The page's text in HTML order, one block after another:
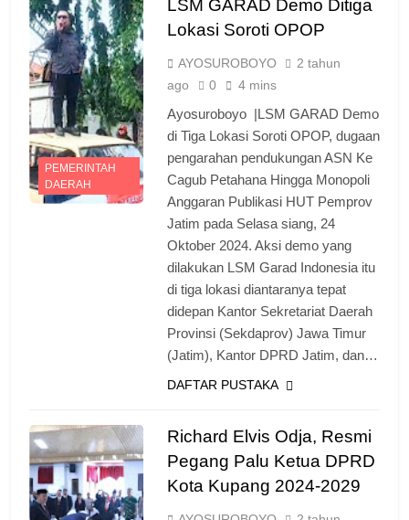
PEMERINTAH
DAERAH
LSM GARAD Demo Ditiga
Lokasi Soroti OPOP
AYOSUROBOYO
2 tahun
ago
0 4 mins
Ayosuroboyo |LSM GARAD Demo
di Tiga Lokasi Soroti OPOP, dugaan
pengarahan pendukungan ASN Ke
Cagub Petahana Hingga Monopoli
Anggaran Publikasi HUT Pemprov
Jatim pada Selasa siang, 24
Oktober 2024. Aksi demo yang
dilakukan LSM Garad Indonesia itu
di tiga lokasi diantaranya tepat
didepan Kantor Sekretariat Daerah
Provinsi (Sekdaprov) Jawa Timur
(Jatim), Kantor DPRD Jatim, dan…
DAFTAR PUSTAKA
Richard Elvis Odja, Resmi
Pegang Palu Ketua DPRD
Kota Kupang 2024-2029